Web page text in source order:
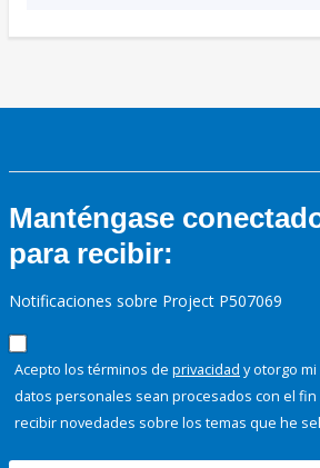
Manténgase
para recibir:
Notificaciones sobre Project P507069
Acepto los términos de privacidad y otorgo
datos personales sean procesados con el
recibir novedades sobre los temas que he